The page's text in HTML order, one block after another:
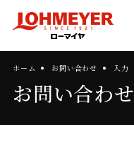
ホーム お問い合わせ 入力
お問い合わせ